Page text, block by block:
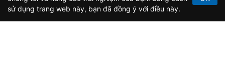
Thông tin và Truyền thông cấp ngày 21/2/2020.
sử dụng trang web này, bạn đã đồng ý với điều này.